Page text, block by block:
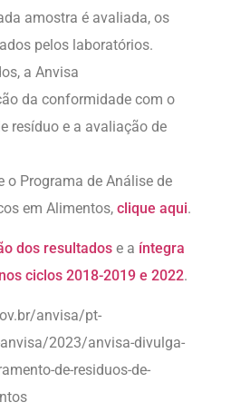
amostra é avaliada, os
pelos laboratórios.
a Anvisa
da conformidade com o
resíduo e a avaliação de
o Programa de Análise de
em Alimentos, clique aqui.
dos resultados e a íntegra
ciclos 2018-2019 e 2022.
anvisa/pt-
2023/anvisa-divulga-
de-residuos-de-